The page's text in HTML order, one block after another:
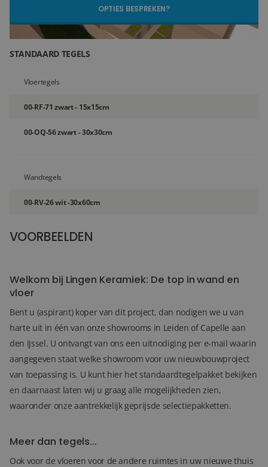
Blog
Over ons
Locaties
Tegelviewer
Reviews
OPTIES BESPREKEN?
STANDAARD TEGELS
Vloertegels
00-RF-71 zwart - 15x15cm
00-OQ-56 zwart - 30x30cm
Wandtegels
00-RV-26 wit -30x60cm
VOORBEELDEN
Welkom bij Lingen Keramiek: De top in wand en
vloer
Bent u (aspirant) koper van dit project, dan nodigen we u van
harte uit in één van onze showrooms in Leiden of Capelle aan
den IJssel. U ontvangt van ons een uitnodiging per e-mail waarin
aangegeven staat welke showroom voor uw nieuwbouwproject
van toepassing is. U kunt hier het standaardtegelpakket bekijken
en daarnaast laten wij u graag alle mogelijkheden zien,
waaronder onze aantrekkelijk geprijsde selectiepakketten.
Meer dan tegels...
Ook voor de vloeren voor de andere ruimtes in uw nieuwe thuis